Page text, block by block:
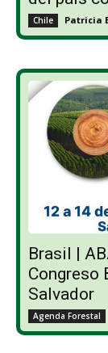
Chile Patricia
Brasil |
Congreso
Salvador
Agenda Forestal